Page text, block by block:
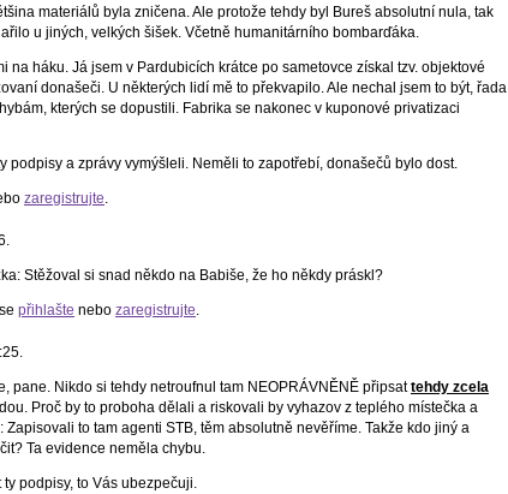
materiálů byla zničena. Ale protože tehdy byl Bureš absolutní nula, tak
u jiných, velkých šišek. Včetně humanitárního bombarďáka.
na háku. Já jsem v Pardubicích krátce po sametovce získal tzv. objektové
donašeči. U některých lidí mě to překvapilo. Ale nechal jsem to být, řada
kterých se dopustili. Fabrika se nakonec v kuponové privatizaci
podpisy a zprávy vymýšleli. Neměli to zapotřebí, donašečů bylo dost.
zaregistrujte.
Stěžoval si snad někdo na Babiše, že ho někdy práskl?
přihlašte nebo zaregistrujte.
pane. Nikdo si tehdy netroufnul tam NEOPRÁVNĚNĚ připsattehdy zcela
Proč by to proboha dělali a riskovali by vyhazov z teplého místečka a
to tam agenti STB, těm absolutně nevěříme. Takže kdo jiný a
Ta evidence neměla chybu.
podpisy, to Vás ubezpečuji.